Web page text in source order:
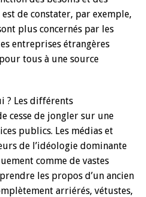
de constater, par exemple,
plus concernés par les
entreprises étrangères
tous à une source
? Les différents
cesse de jongler sur une
publics. Les médias et
de l’idéologie dominante
comme de vastes
les propos d’un ancien
arriérés, vétustes,